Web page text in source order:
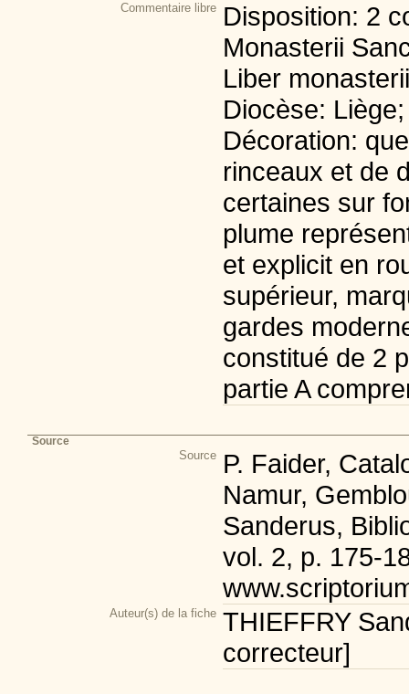
Commentaire libre Disposition: 2
Monasterii
Liber
Diocèse:
Décoration:
rinceaux et de
certaines sur
plume
et explicit en
supérieur,
gardes
constitué de 2
partie A
Source
Source P. Faider,
Namur,
Sanderus,
vol. 2, p. 175-
Auteur(s) de la fiche THIEFFRY
correcteur]